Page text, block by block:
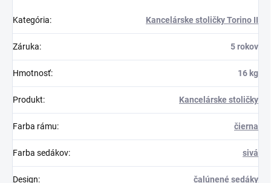
Kategória: Kancelárske stoličky Torino II
Záruka: 5 rokov
Hmotnosť: 16 kg
Produkt: Kancelárske stoličky
Farba rámu: čierna
Farba sedákov: sivá
Design: čalúnené sedáky